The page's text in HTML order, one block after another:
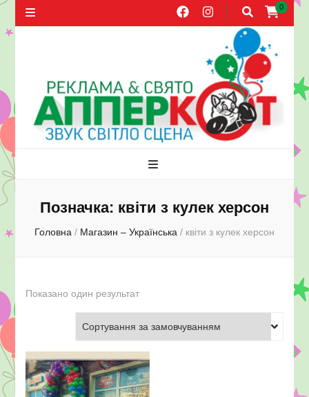
0
Агентство
реклами та
свят
АППЕРКОТ.
Херсон
листівок в Херсоні
Позначка: квіти з кулек херсон
Головна / Магазин – Українська / квіти з кулек херсон
Показано один результат